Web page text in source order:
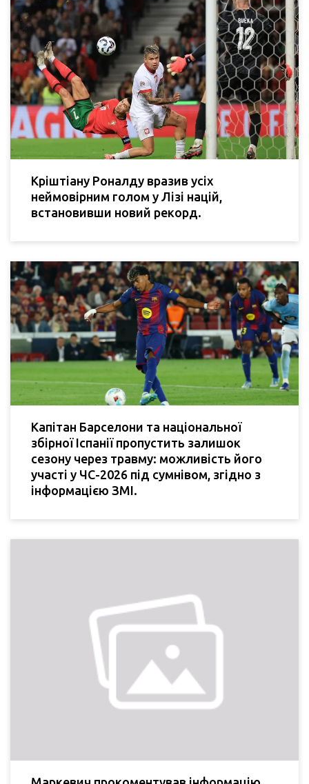
Кріштіану Роналду вразив усіх
неймовірним голом у Лізі націй,
встановивши новий рекорд.
Капітан Барселони та національної
збірної Іспанії пропустить залишок
сезону через травму: можливість його
участі у ЧС-2026 під сумнівом, згідно з
інформацією ЗМІ.